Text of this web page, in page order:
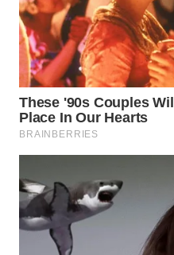
WN
MAJALENGKA
WN
SUBANG
SUKABUMI
WN
PURWAKARTA